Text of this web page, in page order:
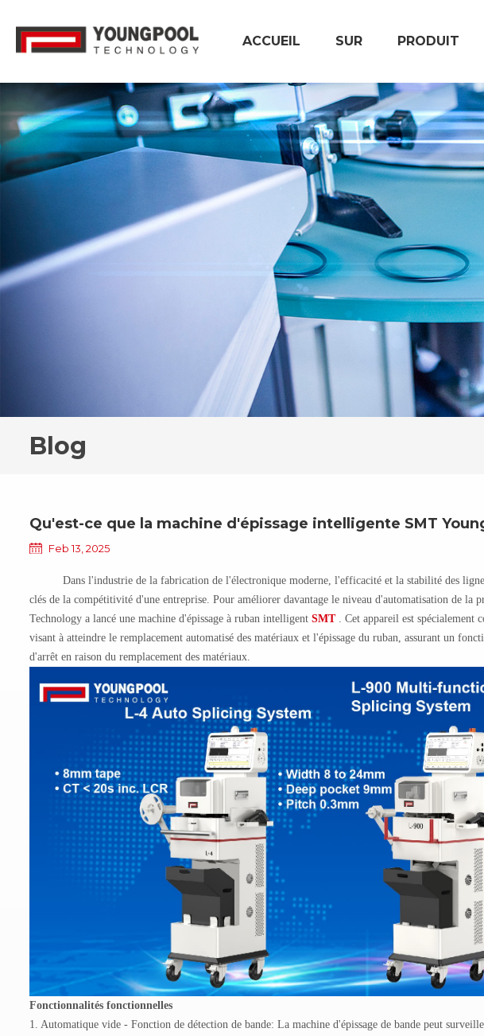
ACCUEIL SUR PRODUIT
Blog
Qu'est-ce que la machine d'épissage intelligente SMT
Feb 13, 2025
Dans l'industrie de la fabrication de l'électronique moderne, l'efficacité et la stabilité des
clés de la compétitivité d'une entreprise. Pour améliorer davantage le niveau d'automatisation de la
Technology a lancé une machine d'épissage à ruban intelligentSMT
. Cet appareil est
visant à atteindre le remplacement automatisé des matériaux et l'épissage du ruban, assurant un
d'arrêt en raison du remplacement des matériaux.
Fonctionnalités fonctionnelles
1. Automatique vide - Fonction de détection de bande: La machine d'épissage de bande peut